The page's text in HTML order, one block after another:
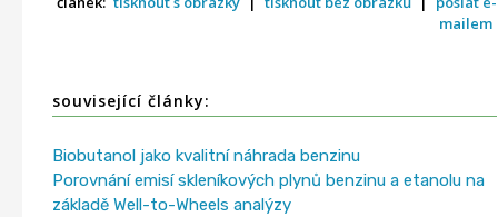
mailem
související články:
Biobutanol jako kvalitní náhrada benzinu
Porovnání emisí skleníkových plynů benzinu a etanolu na
základě Well-to-Wheels analýzy